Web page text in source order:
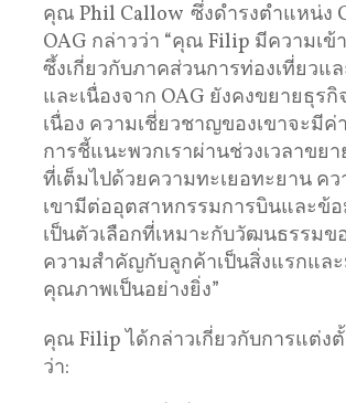
คุณ Phil Callow ซึ่งดำรงตำแหน่ง
OAG กล่าวว่า “คุณ Filip มีความเข้
ซึ้งเกี่ยวกับภาคส่วนการท่องเที่ยวแ
และเนื่องจาก OAG ยังคงขยายธุร
เนื่อง ความเชี่ยวชาญของเขาจะมีค่
การชี้แนะพวกเราผ่านช่วงเวลาขย
ที่เต็มไปด้วยความทะเยอทะยาน ค
เขามีต่ออุตสาหกรรมการบินและข้
เป็นตัวเลือกที่เหมาะกับวัฒนธรรมข
ความสำคัญกับลูกค้าเป็นสิ่งแรกและ
คุณภาพเป็นอย่างยิ่ง”
คุณ Filip ได้กล่าวเกี่ยวกับการแต่ง
ว่า: